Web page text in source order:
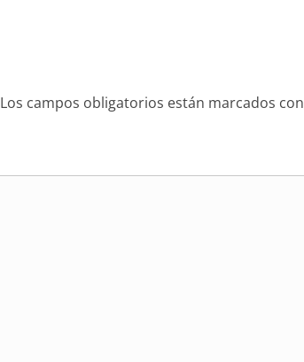
Los campos obligatorios están marcados con